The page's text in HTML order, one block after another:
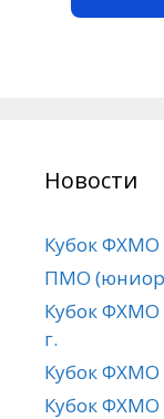
Новости
Кубок ФХМО
ПМО
Кубок ФХМО
г.
Кубок ФХМО
Кубок ФХМО